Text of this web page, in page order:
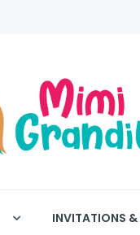
INVITATIONS &